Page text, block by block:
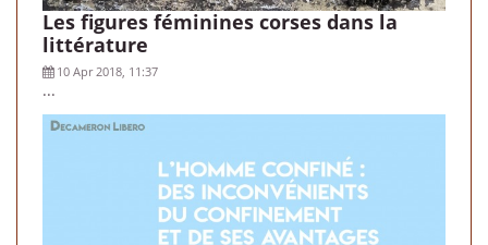
Les figures féminines corses dans la
littérature
10 Apr 2018, 11:37
...